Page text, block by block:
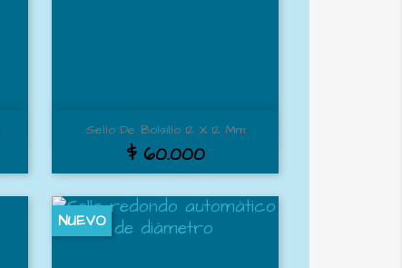
Sello De Bolsillo 12 X 12 Mm
$ 60.000
 Vista rápida
NUEVO